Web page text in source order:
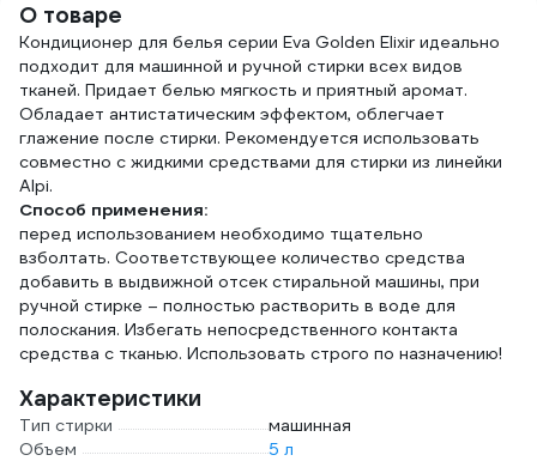
О товаре
Кондиционер для белья серии Eva Golden Elixir идеально
подходит для машинной и ручной стирки всех видов
тканей. Придает белью мягкость и приятный аромат.
Обладает антистатическим эффектом, облегчает
глажение после стирки. Рекомендуется использовать
совместно с жидкими средствами для стирки из линейки
Alpi.
Способ применения:
перед использованием необходимо тщательно
взболтать. Соответствующее количество средства
добавить в выдвижной отсек стиральной машины, при
ручной стирке – полностью растворить в воде для
полоскания. Избегать непосредственного контакта
средства с тканью. Использовать строго по назначению!
Характеристики
Тип стирки
машинная
Объем
5 л